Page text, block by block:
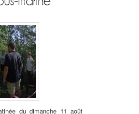
du dimanche 11 août